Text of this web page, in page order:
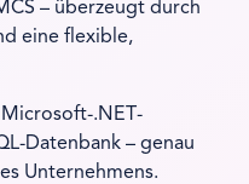
– überzeugt durch
eine flexible,
.NET-
Datenbank – genau
Unternehmens.